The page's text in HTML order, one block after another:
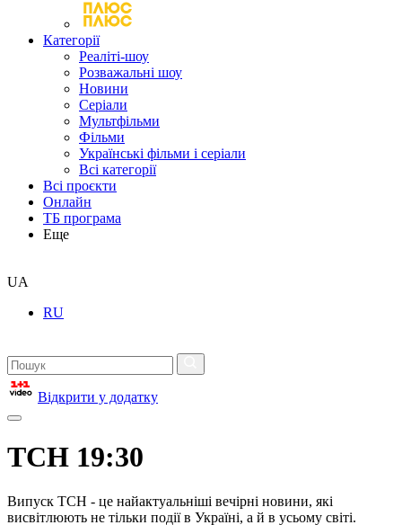
Категорії
Реаліті-шоу
Розважальні шоу
Новини
Серіали
Мультфільми
Фільми
Українські фільми і серіали
Всі категорії
Всі проєкти
Онлайн
ТБ програма
Еще
UA
RU
Відкрити у додатку
ТСН 19:30
Випуск ТСН - це найактуальніші вечірні новини, які
висвітлюють не тільки події в Україні, а й в усьому світі.